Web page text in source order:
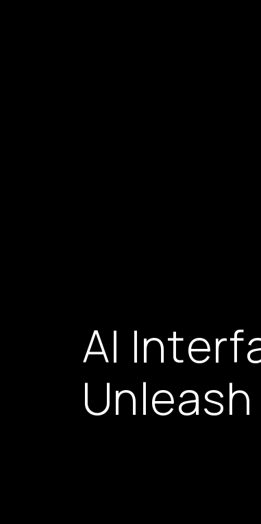
AI Interf
Unleash